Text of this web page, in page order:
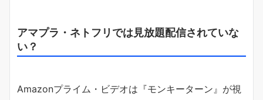
アマプラ・ネトフリでは見放題配信されていな
い？
Amazonプライム・ビデオは『モンキーターン』が視